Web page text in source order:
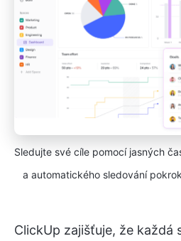
Sledujte své cíle pomocí jasných
a automatického sledování
ClickUp zajišťuje, že každá